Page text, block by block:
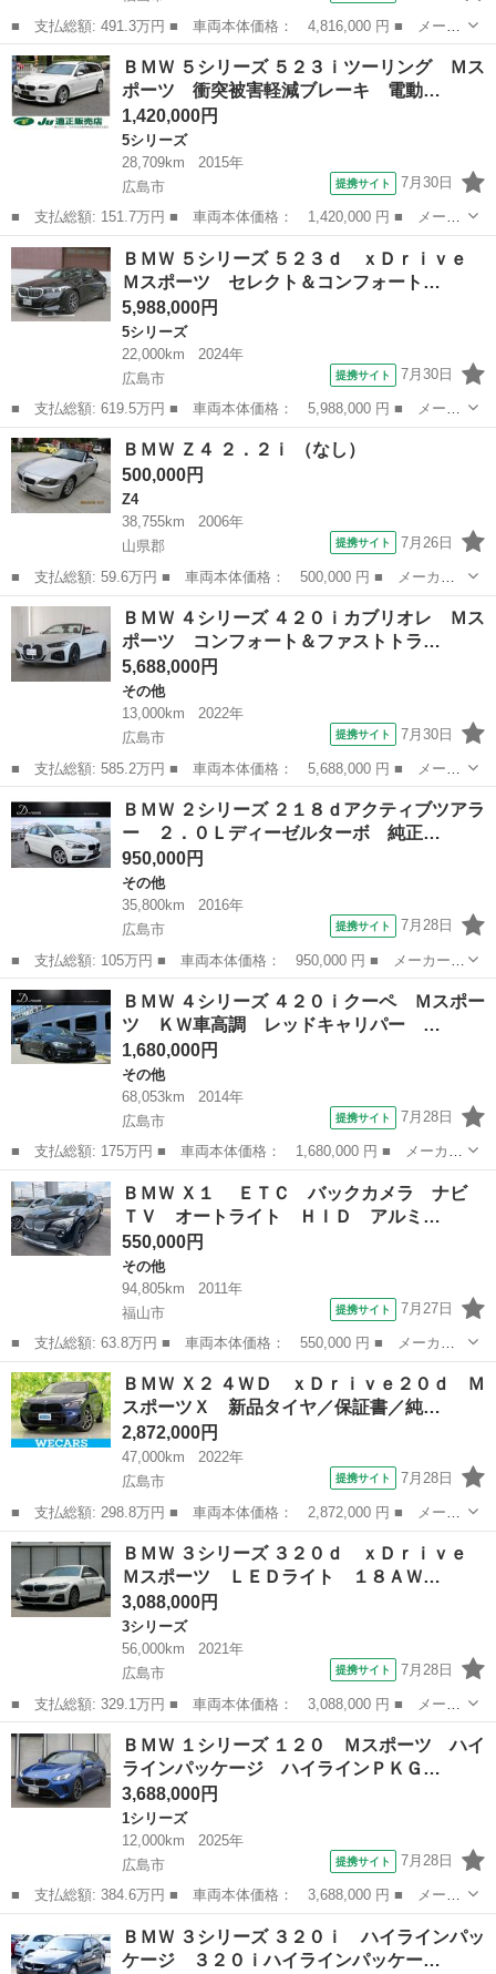
■ 支払総額: 491.3万円 ■ 車両本体価格： 4,816,000 円 ■ メーカ
ー名： ＢＭＷ ■ 車種名： ３シリーズ ■ グレード名： ３２０
ｄ ｘＤｒｉｖｅ Ｍスポーツ ４ＷＤ コンフォートパッケージ
インテリ...
広島 福山市
ＢＭＷ ５シリーズ ５２３ｉツーリング Ｍス
ポーツ 衝突被害軽減ブレーキ 電動…
1,420,000円
5シリーズ
28,709km
2015年
広島市
提携サイト 7月30日
■ 支払総額: 151.7万円 ■ 車両本体価格： 1,420,000 円 ■ メーカ
ー名： ＢＭＷ ■ 車種名： ５シリーズ ■ グレード名： ５２３
ｉツーリング Ｍスポーツ 衝突被害軽減ブレーキ 電動リアゲー
ト 純正ナ...
広島 広島市
ＢＭＷ ５シリーズ ５２３ｄ ｘＤｒｉｖｅ
Ｍスポーツ セレクト＆コンフォート…
5,988,000円
5シリーズ
22,000km
2024年
広島市
提携サイト 7月30日
■ 支払総額: 619.5万円 ■ 車両本体価格： 5,988,000 円 ■ メーカ
ー名： ＢＭＷ ■ 車種名： ５シリーズ ■ グレード名： ５２３
ｄ ｘＤｒｉｖｅ Ｍスポーツ セレクト＆コンフォートドライビン
グＰＫＧ...
広島 広島市 5シリーズ
ＢＭＷ Ｚ４ ２．２ｉ （なし）
500,000円
Z4
38,755km
2006年
山県郡
提携サイト 7月26日
■ 支払総額: 59.6万円 ■ 車両本体価格： 500,000 円 ■ メーカー
名： ＢＭＷ ■ 車種名： Ｚ４ ■ グレード名： ２．２ｉ ■ 排
気量： 2200cc ■ ドア枚数： オープン ■ ミッション： AT5...
広島 山県郡
ＢＭＷ ４シリーズ ４２０ｉカブリオレ Ｍス
ポーツ コンフォート＆ファストトラ…
5,688,000円
その他
13,000km
2022年
広島市
提携サイト 7月30日
■ 支払総額: 585.2万円 ■ 車両本体価格： 5,688,000 円 ■ メーカ
ー名： ＢＭＷ ■ 車種名： ４シリーズ ■ グレード名： ４２０
ｉカブリオレ Ｍスポーツ コンフォート＆ファストトラックＰＫ
Ｇ アダプ...
広島 広島市
ＢＭＷ ２シリーズ ２１８ｄアクティブツアラ
ー ２．０Ｌディーゼルターボ 純正…
950,000円
その他
35,800km
2016年
広島市
提携サイト 7月28日
■ 支払総額: 105万円 ■ 車両本体価格： 950,000 円 ■ メーカー
名： ＢＭＷ ■ 車種名： ２シリーズ ■ グレード名： ２１８ｄ
アクティブツアラー ２．０Ｌディーゼルターボ 純正ナビ Ｂｌｕ
ｅｔｏｏｔｈ ...
広島 広島市
ＢＭＷ ４シリーズ ４２０ｉクーペ Ｍスポー
ツ ＫＷ車高調 レッドキャリパー …
1,680,000円
その他
68,053km
2014年
広島市
提携サイト 7月28日
■ 支払総額: 175万円 ■ 車両本体価格： 1,680,000 円 ■ メーカー
名： ＢＭＷ ■ 車種名： ４シリーズ ■ グレード名： ４２０ｉ
クーペ Ｍスポーツ ＫＷ車高調 レッドキャリパー １９インチＡ
Ｗ ＲＥＭ...
広島 広島市
ＢＭＷ Ｘ１ ＥＴＣ バックカメラ ナビ
ＴＶ オートライト ＨＩＤ アルミ…
550,000円
その他
94,805km
2011年
福山市
提携サイト 7月27日
■ 支払総額: 63.8万円 ■ 車両本体価格： 550,000 円 ■ メーカー
名： ＢＭＷ ■ 車種名： Ｘ１ ■ グレード名： ＥＴＣ バッ
クカメラ ナビ ＴＶ オートライト ＨＩＤ アルミホイール ス
マートキー ...
広島 福山市
ＢＭＷ Ｘ２ ４ＷＤ ｘＤｒｉｖｅ２０ｄ Ｍ
スポーツＸ 新品タイヤ／保証書／純…
2,872,000円
47,000km
2022年
広島市
提携サイト 7月28日
■ 支払総額: 298.8万円 ■ 車両本体価格： 2,872,000 円 ■ メーカ
ー名： ＢＭＷ ■ 車種名： Ｘ２ ■ グレード名： ４ＷＤ ｘＤ
ｒｉｖｅ２０ｄ ＭスポーツＸ 新品タイヤ／保証書／純正 ＳＤナ
ビ／衝突...
広島 広島市
ＢＭＷ ３シリーズ ３２０ｄ ｘＤｒｉｖｅ
Ｍスポーツ ＬＥＤライト １８ＡＷ…
3,088,000円
3シリーズ
56,000km
2021年
広島市
提携サイト 7月28日
■ 支払総額: 329.1万円 ■ 車両本体価格： 3,088,000 円 ■ メーカ
ー名： ＢＭＷ ■ 車種名： ３シリーズ ■ グレード名： ３２０
ｄ ｘＤｒｉｖｅ Ｍスポーツ ＬＥＤライト １８ＡＷ シートヒ
ーター ...
広島 広島市
ＢＭＷ １シリーズ １２０ Ｍスポーツ ハイ
ラインパッケージ ハイラインＰＫＧ…
3,688,000円
1シリーズ
12,000km
2025年
広島市
提携サイト 7月28日
■ 支払総額: 384.6万円 ■ 車両本体価格： 3,688,000 円 ■ メーカ
ー名： ＢＭＷ ■ 車種名： １シリーズ ■ グレード名： １２
０ Ｍスポーツ ハイラインパッケージ ハイラインＰＫＧ テクノ
ロジーＰＫ...
ＢＭＷ ３シリーズ ３２０ｉ ハイラインパッ
ケージ ３２０ｉハイラインパッケー…